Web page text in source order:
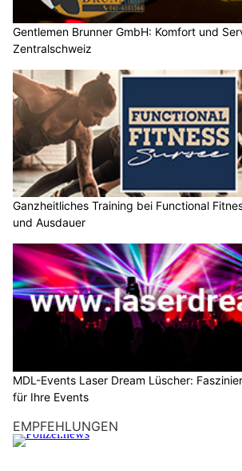
Gentlemen Brunner GmbH: Komfort und
Zentralschweiz
Ganzheitliches Training bei Functional
und Ausdauer
MDL-Events Laser Dream Lüscher:
für Ihre Events
EMPFEHLUNGEN